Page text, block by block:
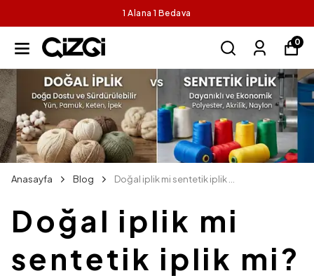
1 Alana 1 Bedava
0
Anasayfa Blog Doğal iplik mi sentetik iplik mi?
Doğal iplik mi
sentetik iplik mi?